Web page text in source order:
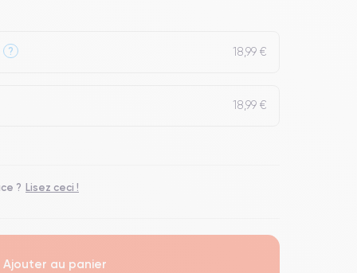
? 18,99 €
18,99 €
? Lisez ceci !
Ajouter au panier